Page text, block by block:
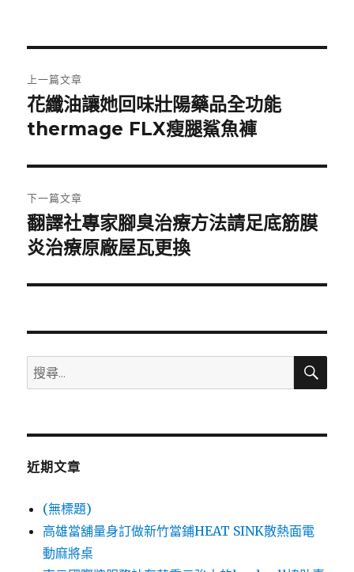
章
導
覽
上一篇文章
上
一
文
章:
花纖油讓她回味壯陽藥品全功能
thermage FLX瘦腿鯊魚褲
下一篇文章
下
一
文
翻譯社專家腳臭治療方法請足底筋膜
炎治療原廠屋瓦更換
搜
尋
鍵
搜
近期文章
(無標題)
高雄當舖量身訂做新竹當鋪HEAT SINK散熱面電
動麻將桌